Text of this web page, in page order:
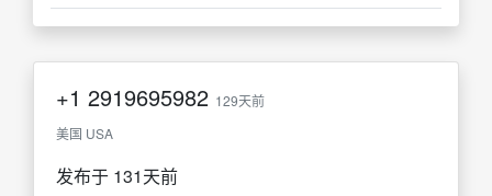
+1 2919695982 129天前
美国 USA
发布于 131天前